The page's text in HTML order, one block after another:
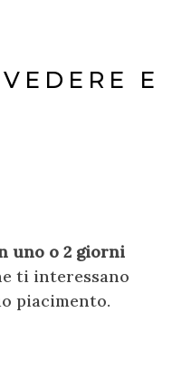
E
uno o 2 giorni
ti interessano
piacimento.